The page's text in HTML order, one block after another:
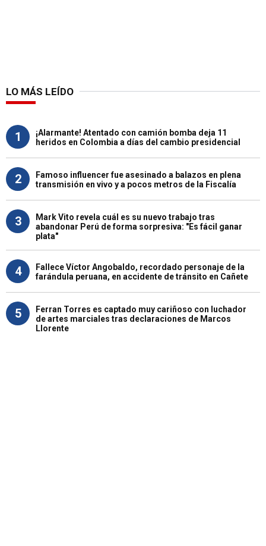
LO MÁS LEÍDO
1
¡Alarmante! Atentado con camión bomba deja 11
heridos en Colombia a días del cambio presidencial
2
Famoso influencer fue asesinado a balazos en plena
transmisión en vivo y a pocos metros de la Fiscalía
3
Mark Vito revela cuál es su nuevo trabajo tras
abandonar Perú de forma sorpresiva: "Es fácil ganar
plata"
4
Fallece Víctor Angobaldo, recordado personaje de la
farándula peruana, en accidente de tránsito en Cañete
5
Ferran Torres es captado muy cariñoso con luchador
de artes marciales tras declaraciones de Marcos
Llorente